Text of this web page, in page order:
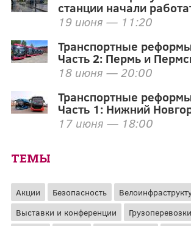
станции начали
19 июня — 11:20
Транспортные
Часть 2: Пермь и
18 июня — 20:00
Транспортные
Часть 1: Нижний
17 июня — 18:00
ТЕМЫ
Акции Безопасность
Выставки и конференции
Грузоперевозки